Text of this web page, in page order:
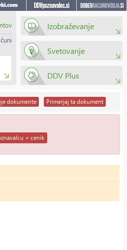
Izobraževanje
Svetovanje
DDV Plus
Primerjaj ta dokument
dokumente
+ cenik